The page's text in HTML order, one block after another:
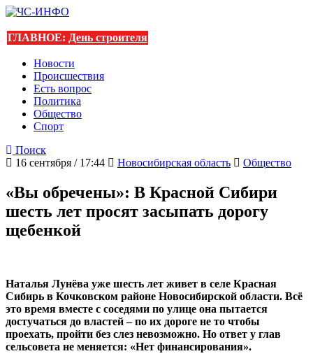
ГЛАВНОЕ: День строителя
Новости
Происшествия
Есть вопрос
Политика
Общество
Спорт
Поиск
16 сентября / 17:44
Новосибирская область Общество
«Вы обречены»: В Красной Сибири
шесть лет просят засыпать дорогу
щебенкой
Наталья Лунёва уже шесть лет живет в селе Красная
Сибирь в Кочковском районе Новосибирской области. Всё
это время вместе с соседями по улице она пытается
достучаться до властей – по их дороге не то чтобы
проехать, пройти без слез невозможно. Но ответ у глав
сельсовета не меняется: «Нет финансирования».